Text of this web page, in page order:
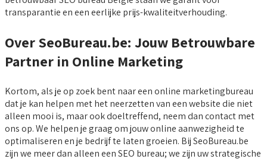
transparantie en een eerlijke prijs-kwaliteitverhouding.
Over SeoBureau.be: Jouw Betrouwbare
Partner in Online Marketing
Kortom, als je op zoek bent naar een online marketingbureau
dat je kan helpen met het neerzetten van een website die niet
alleen mooi is, maar ook doeltreffend, neem dan contact met
ons op. We helpen je graag om jouw online aanwezigheid te
optimaliseren en je bedrijf te laten groeien. Bij SeoBureau.be
zijn we meer dan alleen een SEO bureau; we zijn uw strategische